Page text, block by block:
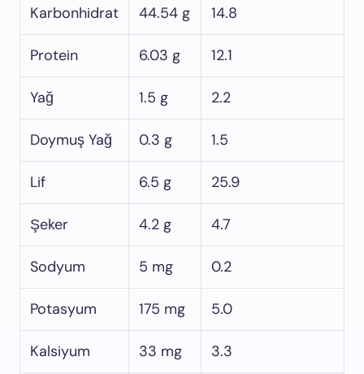
Karbonhidrat 44.54 g 14.8
Protein 6.03 g 12.1
Yağ 1.5 g 2.2
Doymuş Yağ 0.3 g 1.5
Lif 6.5 g 25.9
Şeker 4.2 g 4.7
Sodyum 5 mg 0.2
Potasyum 175 mg 5.0
Kalsiyum 33 mg 3.3